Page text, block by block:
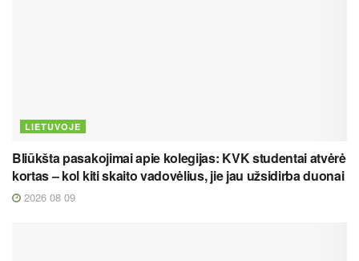
LIETUVOJE
Bliūkšta pasakojimai apie kolegijas: KVK studentai atvėrė
kortas – kol kiti skaito vadovėlius, jie jau užsidirba duonai
2026 08 09